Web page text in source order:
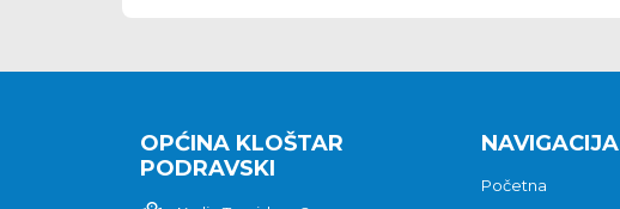
OPĆINA KLOŠTAR
PODRAVSKI
NAVIGACIJA
Početna